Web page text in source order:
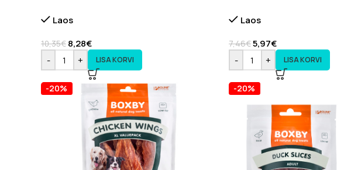
Laos
10,35€ 8,28€
-
+ LISA KORVI
Laos
7,46€5,97€
-
+ LISA KORVI
-20% -20%